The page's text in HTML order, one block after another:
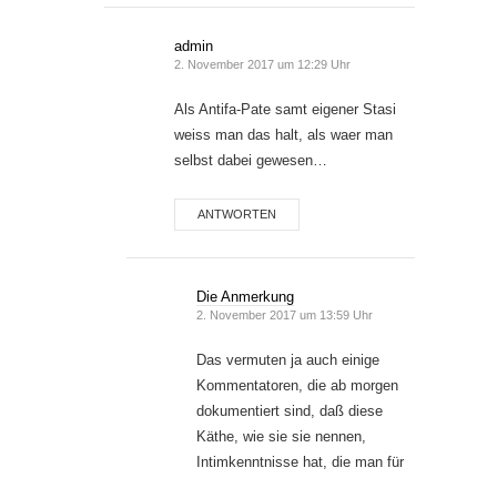
admin
2. November 2017 um 12:29 Uhr
Als Antifa-Pate samt eigener Stasi
weiss man das halt, als waer man
selbst dabei gewesen…
ANTWORTEN
Die Anmerkung
2. November 2017 um 13:59 Uhr
Das vermuten ja auch einige
Kommentatoren, die ab morgen
dokumentiert sind, daß diese
Käthe, wie sie sie nennen,
Intimkenntnisse hat, die man für